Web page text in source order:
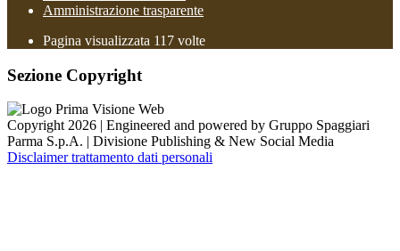
Amministrazione trasparente
Pagina visualizzata 117 volte
Sezione Copyright
Copyright 2026 | Engineered and powered by Gruppo Spaggiari
Parma S.p.A. | Divisione Publishing & New Social Media
Disclaimer trattamento dati personali